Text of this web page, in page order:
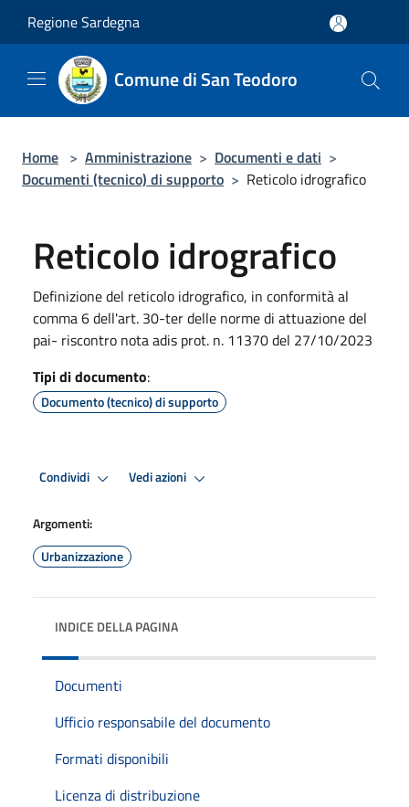
Regione Sardegna
Comune di San Teodoro
Home > Amministrazione > Documenti e dati >
Documenti (tecnico) di supporto > Reticolo idrografico
Reticolo idrografico
Definizione del reticolo idrografico, in conformità al
comma 6 dell'art. 30-ter delle norme di attuazione del
pai- riscontro nota adis prot. n. 11370 del 27/10/2023
Tipi di documento:
Documento (tecnico) di supporto
Condividi Vedi azioni
Argomenti:
Urbanizzazione
INDICE DELLA PAGINA
Documenti
Ufficio responsabile del documento
Formati disponibili
Licenza di distribuzione